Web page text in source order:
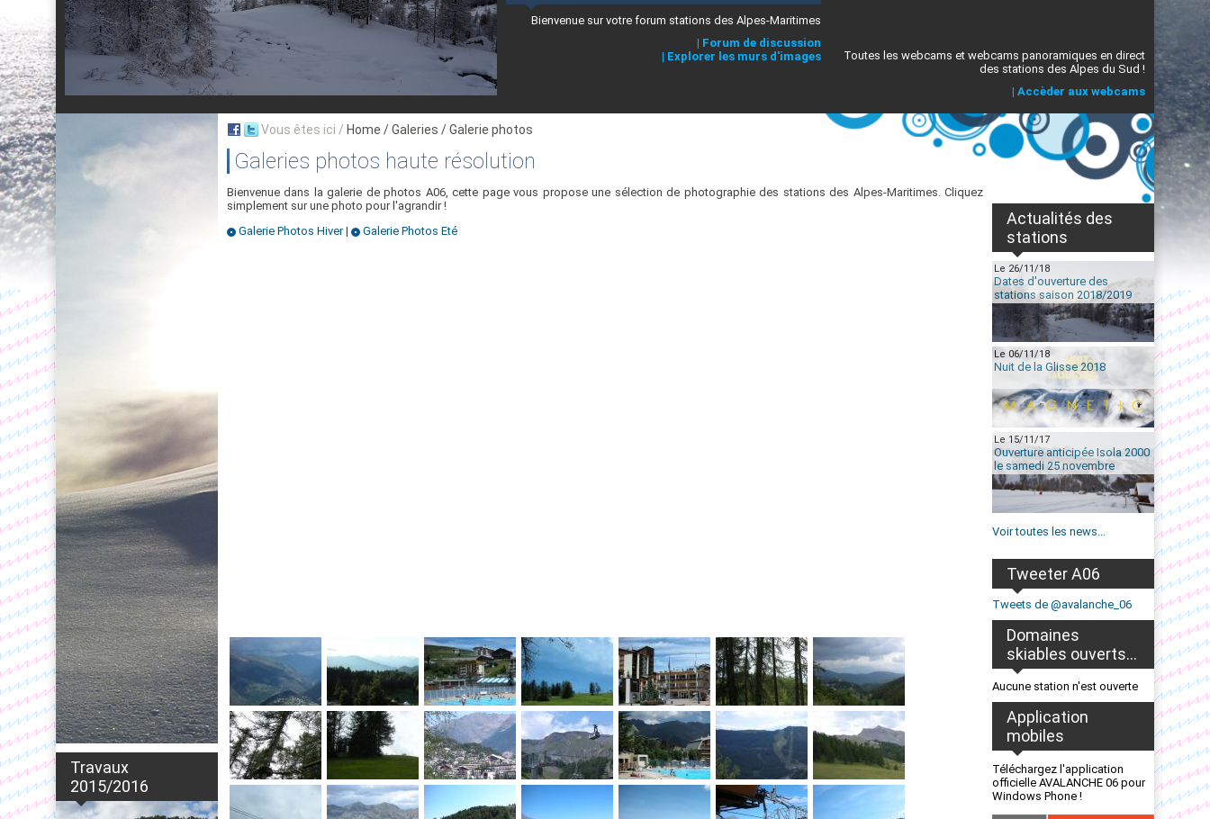
Suivez en direct l'actualité des stations des Alpes-Maritimes
Bienvenue sur votre forum stations des Alpes-Maritimes
| Forum de discussion
| Explorer les murs d'images
Toutes les webcams et webcams panoramiques en direct
des stations des Alpes du Sud !
| Accèder aux webcams
Travaux
2015/2016
Vous êtes ici / Home / Galeries / Galerie photos
Galeries photos haute résolution
Bienvenue dans la galerie de photos A06, cette page vous propose une sélection de photographie des stations des Alpes-Maritimes. Cliquez
simplement sur une photo pour l'agrandir !
Galerie Photos Hiver| Galerie Photos Eté
Actualités des
stations
Le 26/11/18
Dates d'ouverture des
stations saison 2018/2019
Le 06/11/18
Nuit de la Glisse 2018
Le 15/11/17
Ouverture anticipée Isola 2000
le samedi 25 novembre
Voir toutes les news...
Tweeter A06
Tweets de @avalanche_06
Domaines
skiables ouverts...
Aucune station n'est ouverte
Application
mobiles
Téléchargez l'application
officielle AVALANCHE 06 pour
Windows Phone !